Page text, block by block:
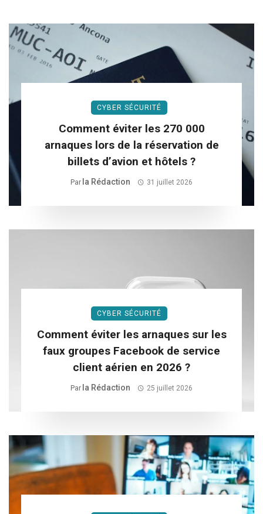
CYBER SÉCURITÉ
Comment éviter les 270 000
arnaques lors de la réservation de
billets d’avion et hôtels ?
Par La Rédaction 31 juillet 2026
CYBER SÉCURITÉ
Comment éviter les arnaques sur les
faux groupes Facebook de service
client aérien en 2026 ?
Par La Rédaction 25 juillet 2026